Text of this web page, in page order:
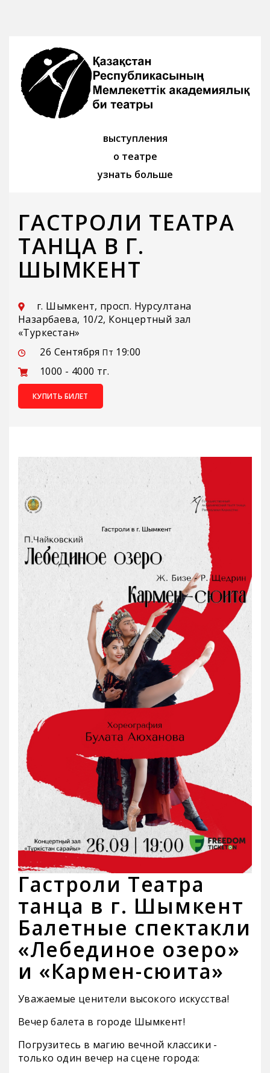
выступления
о театре
узнать больше
ГАСТРОЛИ ТЕАТРА
ТАНЦА В Г.
ШЫМКЕНТ
г. Шымкент, просп. Нурсултана
Назарбаева, 10/2, Концертный зал
«Туркестан»
26 Сентября Пт 19:00
1000 - 4000 тг.
КУПИТЬ БИЛЕТ
Гастроли Театра
танца в г. Шымкент
Балетные спектакли
«Лебединое озеро»
и «Кармен-сюита»
Уважаемые ценители высокого искусства!
Вечер балета в городе Шымкент!
Погрузитесь в магию вечной классики -
только один вечер на сцене города: